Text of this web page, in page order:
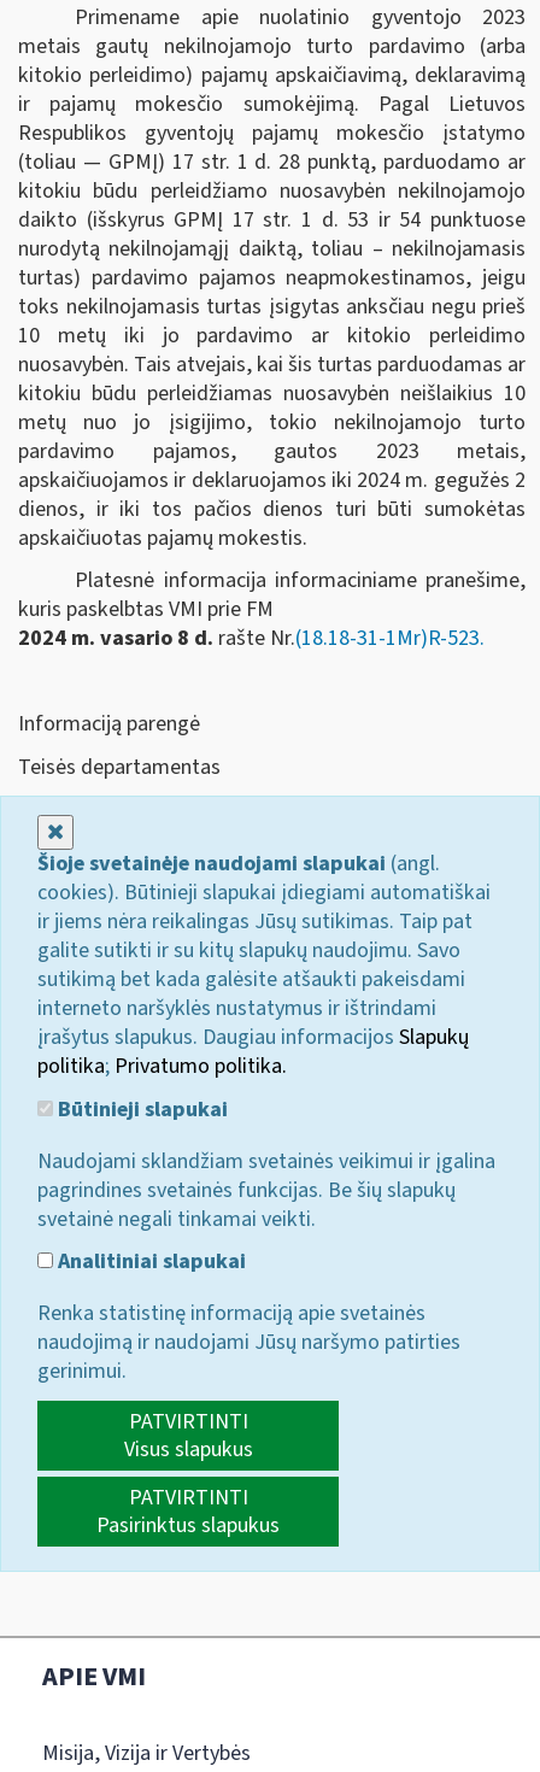
Primename apie nuolatinio gyventojo 2023
metais gautų nekilnojamojo turto pardavimo (arba
kitokio perleidimo) pajamų apskaičiavimą, deklaravimą
ir pajamų mokesčio sumokėjimą. Pagal Lietuvos
Respublikos gyventojų pajamų mokesčio įstatymo
(toliau — GPMĮ) 17 str. 1 d. 28 punktą, parduodamo ar
kitokiu būdu perleidžiamo nuosavybėn nekilnojamojo
daikto (išskyrus GPMĮ 17 str. 1 d. 53 ir 54 punktuose
nurodytą nekilnojamąjį daiktą, toliau ‒ nekilnojamasis
turtas) pardavimo pajamos neapmokestinamos, jeigu
toks nekilnojamasis turtas įsigytas anksčiau negu prieš
10 metų iki jo pardavimo ar kitokio perleidimo
nuosavybėn. Tais atvejais, kai šis turtas parduodamas ar
kitokiu būdu perleidžiamas nuosavybėn neišlaikius 10
metų nuo jo įsigijimo, tokio nekilnojamojo turto
pardavimo pajamos, gautos 2023 metais,
apskaičiuojamos ir deklaruojamos iki 2024 m. gegužės 2
dienos, ir iki tos pačios dienos turi būti sumokėtas
apskaičiuotas pajamų mokestis.
Platesnė informacija informaciniame pranešime,
kuris paskelbtas VMI prie FM
2024 m. vasario 8 d. rašte Nr.(18.18-31-1Mr)R-523.
Informaciją parengė
Teisės departamentas
Šioje svetainėje naudojami slapukai (angl.
cookies). Būtinieji slapukai įdiegiami automatiškai
ir jiems nėra reikalingas Jūsų sutikimas. Taip pat
galite sutikti ir su kitų slapukų naudojimu. Savo
sutikimą bet kada galėsite atšaukti pakeisdami
interneto naršyklės nustatymus ir ištrindami
įrašytus slapukus. Daugiau informacijos Slapukų
politika; Privatumo politika.
Būtinieji slapukai
Naudojami sklandžiam svetainės veikimui ir įgalina
pagrindines svetainės funkcijas. Be šių slapukų
svetainė negali tinkamai veikti.
Analitiniai slapukai
Renka statistinę informaciją apie svetainės
naudojimą ir naudojami Jūsų naršymo patirties
gerinimui.
PATVIRTINTI
Visus slapukus
PATVIRTINTI
Pasirinktus slapukus
APIE VMI
Misija, Vizija ir Vertybės